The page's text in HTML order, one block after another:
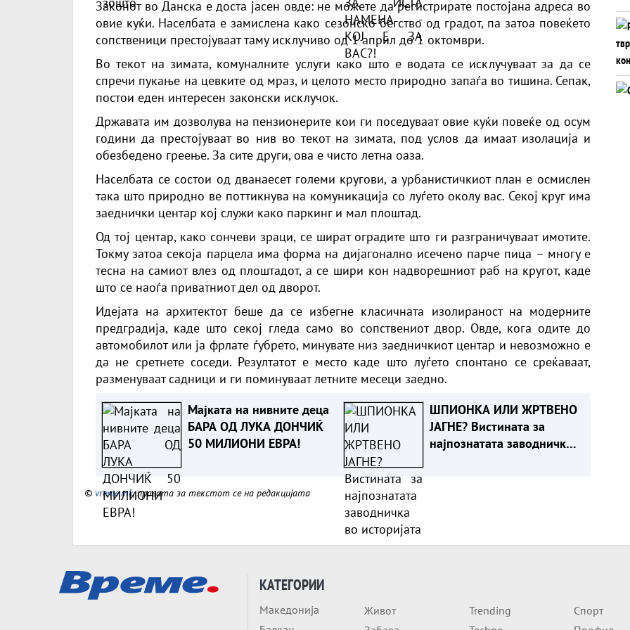
Законот во Данска е доста јасен овде: не можете да регистрирате постојана адреса во
овие куќи. Населбата е замислена како сезонско бегство од градот, па затоа повеќето
сопственици престојуваат таму исклучиво од 1 април до 1 октомври.
Во текот на зимата, комуналните услуги како што е водата се исклучуваат за да се
спречи пукање на цевките од мраз, и целото место природно запаѓа во тишина. Сепак,
постои еден интересен законски исклучок.
Државата им дозволува на пензионерите кои ги поседуваат овие куќи повеќе од осум
години да престојуваат во нив во текот на зимата, под услов да имаат изолација и
обезбедено греење. За сите други, ова е чисто летна оаза.
Населбата се состои од дванаесет големи кругови, а урбанистичкиот план е осмислен
така што природно ве поттикнува на комуникација со луѓето околу вас. Секој круг има
заеднички центар кој служи како паркинг и мал плоштад.
Од тој центар, како сончеви зраци, се шират оградите што ги разграничуваат имотите.
Токму затоа секоја парцела има форма на дијагонално исечено парче пица – многу е
тесна на самиот влез од плоштадот, а се шири кон надворешниот раб на кругот, каде
што се наоѓа приватниот дел од дворот.
Идејата на архитектот беше да се избегне класичната изолираност на модерните
предградија, каде што секој гледа само во сопствениот двор. Овде, кога одите до
автомобилот или ја фрлате ѓубрето, минувате низ заедничкиот центар и невозможно е
да не сретнете соседи. Резултатот е место каде што луѓето спонтано се среќаваат,
разменуваат садници и ги поминуваат летните месеци заедно.
Мајката на нивните деца
БАРА ОД ЛУКА ДОНЧИЌ
50 МИЛИОНИ ЕВРА!
ШПИОНКА ИЛИ ЖРТВЕНО
ЈАГНЕ? Вистината за
најпознатата заводничка
© vreme.mk, правата за текстот се на редакцијата
КАТЕГОРИИ
Македонија
Живот
Trending
Спорт